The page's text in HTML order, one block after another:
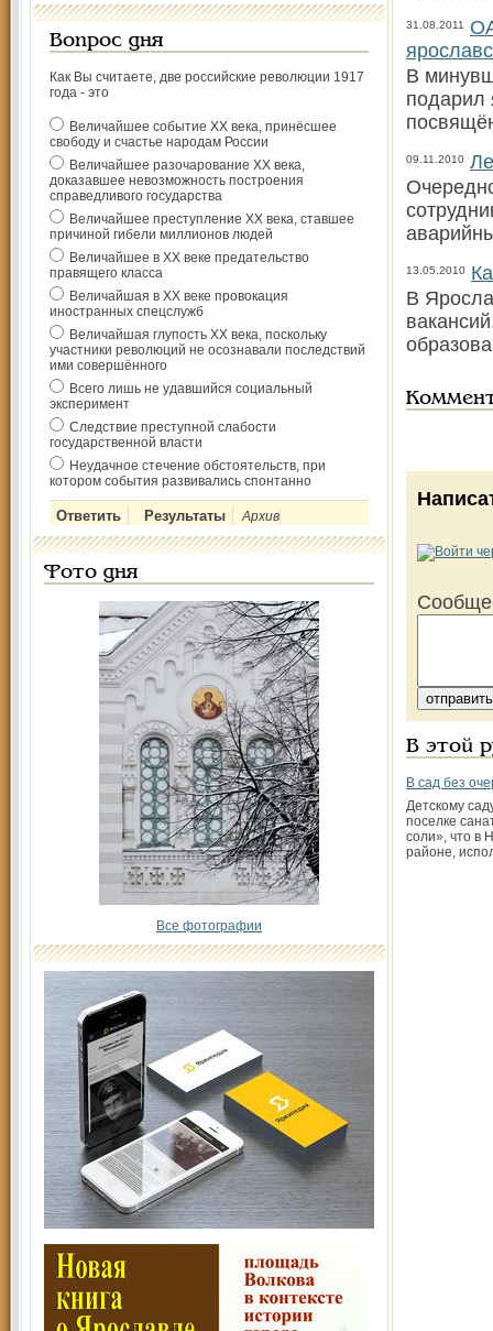
Вопрос дня
Как Вы считаете, две российские революции 1917
года - это
Величайшее событие ХХ века, принёсшее
свободу и счастье народам России
Величайшее разочарование ХХ века,
доказавшее невозможность построения
справедливого государства
Величайшее преступление ХХ века, ставшее
причиной гибели миллионов людей
Величайшее в ХХ веке предательство
правящего класса
Величайшая в ХХ веке провокация
иностранных спецслужб
Величайшая глупость ХХ века, поскольку
участники революций не осознавали последствий
ими совершённого
Всего лишь не удавшийся социальный
эксперимент
Следствие преступной слабости
государственной власти
Неудачное стечение обстоятельств, при
котором события развивались спонтанно
Архив
Фото дня
Все фотографии
31.08.2011
В
подарил
09.11.2010
13.05.2010
В
В этой
В сад без
Детскому
поселке
соли», что в
районе,